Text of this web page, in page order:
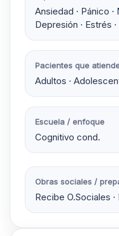
Ansiedad · Pánico
Depresión · Estrés
Pacientes que
Adultos ·
Escuela / enfoque
Cognitivo cond.
Obras sociales /
Recibe O.Sociales